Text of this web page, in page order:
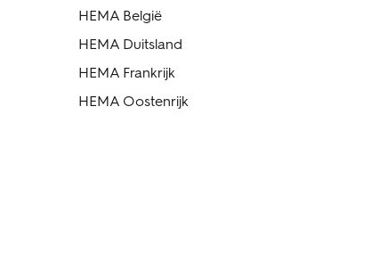
HEMA België
HEMA Duitsland
HEMA Frankrijk
HEMA Oostenrijk